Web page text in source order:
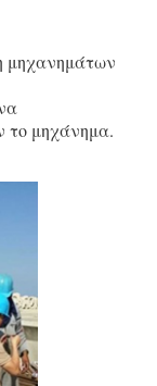
μηχανημάτων
το μηχάνημα.